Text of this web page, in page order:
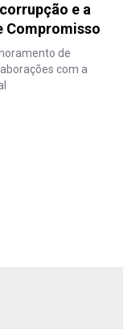
e a
Compromisso
de
com a